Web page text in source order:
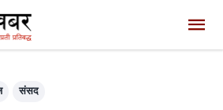
संसद